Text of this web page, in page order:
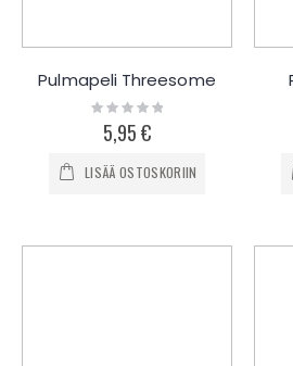
Pulmapeli Threesome
Rating:
0%5,95 €
LISÄÄ OSTOSKORIIN